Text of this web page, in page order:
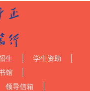
生
学生资助
馆
领导信箱